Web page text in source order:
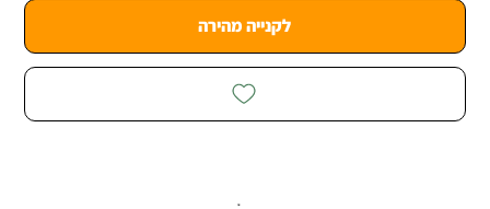
לקנייה מהירה